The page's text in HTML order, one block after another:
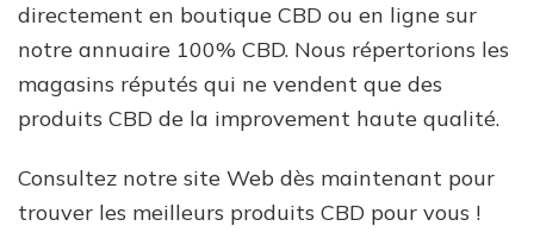
directement en boutique CBD ou en ligne sur
notre annuaire 100% CBD. Nous répertorions les
magasins réputés qui ne vendent que des
produits CBD de la improvement haute qualité.
Consultez notre site Web dès maintenant pour
trouver les meilleurs produits CBD pour vous !